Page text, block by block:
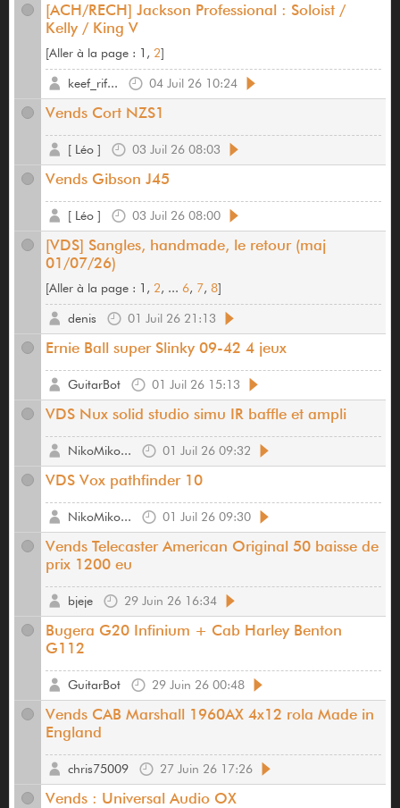
[ACH/RECH] Jackson Professional : Soloist /
Kelly / King V
[Aller à la page : 1, 2]
04 Juil 26 10:24
keef_rif...
Vends Cort NZS1
03 Juil 26 08:03
[ Léo ]
Vends Gibson J45
03 Juil 26 08:00
[ Léo ]
[VDS] Sangles, handmade, le retour (maj
01/07/26)
[Aller à la page : 1, 2, ... 6, 7, 8]
01 Juil 26 21:13
denis
Ernie Ball super Slinky 09-42 4 jeux
01 Juil 26 15:13
GuitarBot
VDS Nux solid studio simu IR baffle et ampli
01 Juil 26 09:32
NikoMiko...
VDS Vox pathfinder 10
01 Juil 26 09:30
NikoMiko...
Vends Telecaster American Original 50 baisse de
prix 1200 eu
29 Juin 26 16:34
bjeje
Bugera G20 Infinium + Cab Harley Benton
G112
29 Juin 26 00:48
GuitarBot
Vends CAB Marshall 1960AX 4x12 rola Made in
England
27 Juin 26 17:26
chris75009
Vends : Universal Audio OX